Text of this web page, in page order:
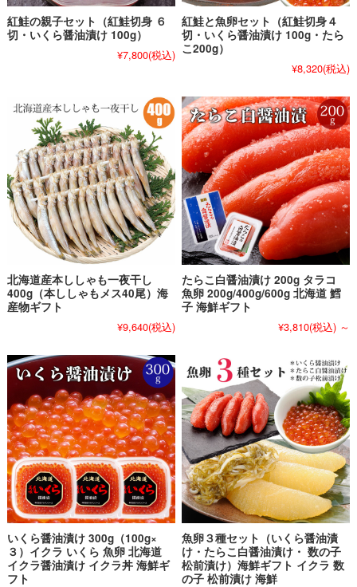
紅鮭の親子セット（紅鮭切身 ６
切・いくら醤油漬け 100g）
¥7,800(税込)
紅鮭と魚卵セット（紅鮭切身４
切・いくら醤油漬け 100g・たら
こ200g）
¥8,320(税込)
北海道産本ししゃも一夜干し
400g（本ししゃもメス40尾）海
産物ギフト
¥9,640(税込)
たらこ白醤油漬け 200g タラコ
魚卵 200g/400g/600g 北海道 鱈
子 海鮮ギフト
¥3,810(税込) ～
いくら醤油漬け 300g（100g×
３）イクラ いくら 魚卵 北海道
イクラ醤油漬け イクラ丼 海鮮ギ
フト
魚卵３種セット（いくら醤油漬
け・たらこ白醤油漬け・ 数の子
松前漬け）海鮮ギフト イクラ 数
の子 松前漬け 海鮮